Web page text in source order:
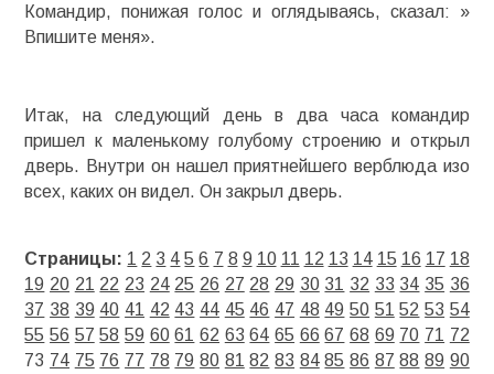
Командир, понижая голос и оглядываясь, сказал: »
Впишите меня».
Итак, на следующий день в два часа командир
пришел к маленькому голубому строению и открыл
дверь. Внутри он нашел приятнейшего верблюда изо
всех, каких он видел. Он закрыл дверь.
Страницы: 1 2 3 4 5 6 7 8 9 10 11 12 13 14 15 16 17 18
19 20 21 22 23 24 25 26 27 28 29 30 31 32 33 34 35 36
37 38 39 40 41 42 43 44 45 46 47 48 49 50 51 52 53 54
55 56 57 58 59 60 61 62 63 64 65 66 67 68 69 70 71
72
73 74 75 76 77 78 79 80 81 82 83 84 85 86 87 88 89 90